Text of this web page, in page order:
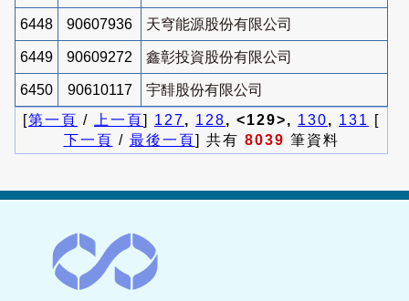
6448 90607936 天穹能源股份有限公司
6449 90609272 鑫彰投資股份有限公司
6450 90610117
宇馡股份有限公司
[第一頁 / 上一頁] 127, 128, <129>, 130, 131
[
下一頁 / 最後一頁] 共有 8039 筆資料